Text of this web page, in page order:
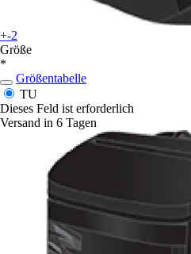
+-2
Größe
*
Größentabelle
TU
Dieses Feld ist erforderlich
Versand in 6 Tagen